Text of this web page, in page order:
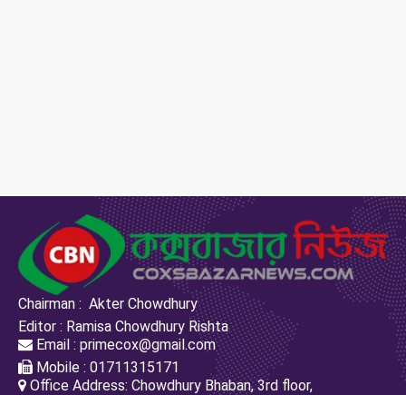
Chairman : Akter Chowdhury
Editor : Ramisa Chowdhury Rishta
Email : primecox@gmail.com
Mobile : 01711315171
Office Address: Chowdhury Bhaban, 3rd floor,